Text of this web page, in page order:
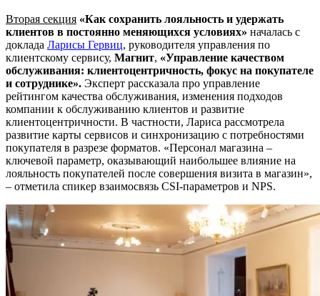
Вторая секция «Как сохранить лояльность и удержать
клиентов в постоянно меняющихся условиях» началась с
доклада Ларисы Гервиц, руководителя управления по
клиентскому сервису, Магнит, «Управление качеством
обслуживания: клиентоцентричность, фокус на покупателе
и сотруднике». Эксперт рассказала про управление
рейтингом качества обслуживания, изменения подходов
компании к обслуживанию клиентов и развитие
клиентоцентричности. В частности, Лариса рассмотрела
развитие карты сервисов и синхронизацию с потребностями
покупателя в разрезе форматов. «Персонал магазина –
ключевой параметр, оказывающий наибольшее влияние на
лояльность покупателей после совершения визита в магазин»,
– отметила спикер взаимосвязь CSI-параметров и NPS.